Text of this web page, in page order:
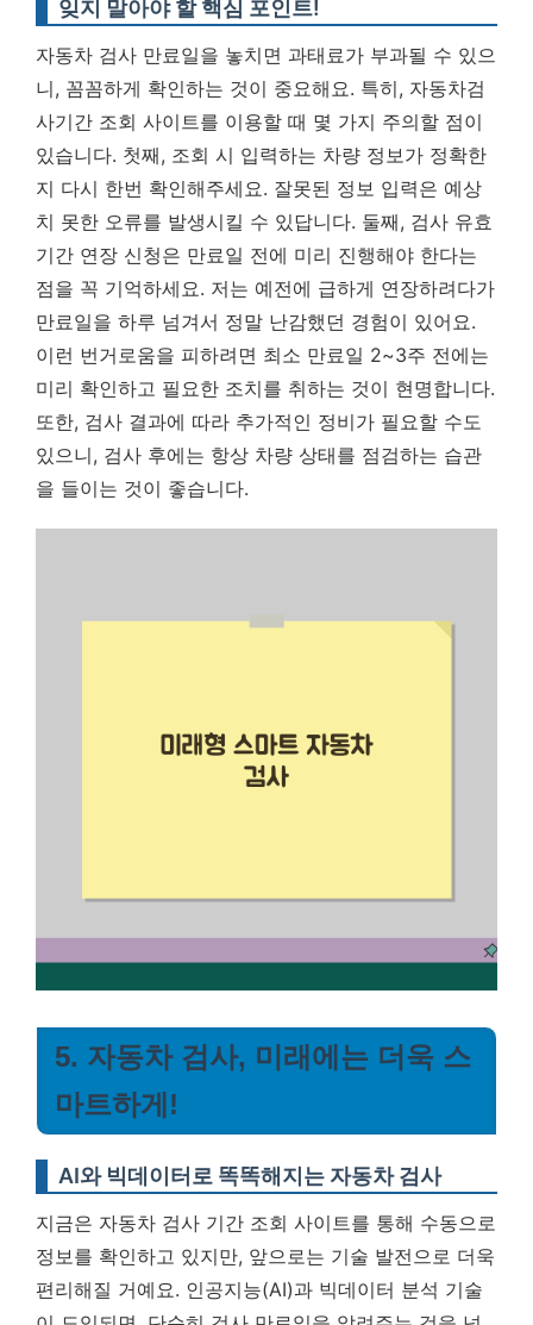
잊지 말아야 할 핵심 포인트!
자동차 검사 만료일을 놓치면 과태료가 부과될 수 있으
니, 꼼꼼하게 확인하는 것이 중요해요. 특히, 자동차검
사기간 조회 사이트를 이용할 때 몇 가지 주의할 점이
있습니다. 첫째, 조회 시 입력하는 차량 정보가 정확한
지 다시 한번 확인해주세요. 잘못된 정보 입력은 예상
치 못한 오류를 발생시킬 수 있답니다. 둘째, 검사 유효
기간 연장 신청은 만료일 전에 미리 진행해야 한다는
점을 꼭 기억하세요. 저는 예전에 급하게 연장하려다가
만료일을 하루 넘겨서 정말 난감했던 경험이 있어요.
이런 번거로움을 피하려면 최소 만료일 2~3주 전에는
미리 확인하고 필요한 조치를 취하는 것이 현명합니다.
또한, 검사 결과에 따라 추가적인 정비가 필요할 수도
있으니, 검사 후에는 항상 차량 상태를 점검하는 습관
을 들이는 것이 좋습니다.
5. 자동차 검사, 미래에는 더욱 스
마트하게!
AI와 빅데이터로 똑똑해지는 자동차 검사
지금은 자동차 검사 기간 조회 사이트를 통해 수동으로
정보를 확인하고 있지만, 앞으로는 기술 발전으로 더욱
편리해질 거예요. 인공지능(AI)과 빅데이터 분석 기술